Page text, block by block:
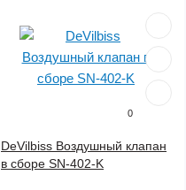
0
DeVilbiss Воздушный клапан
в сборе SN-402-K